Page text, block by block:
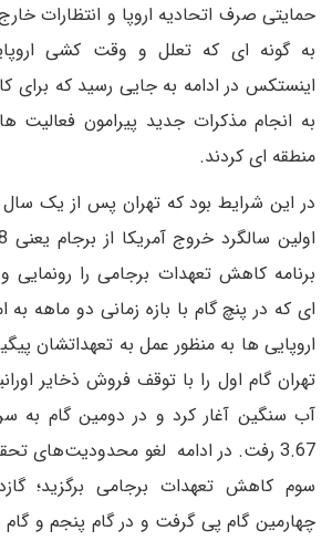
حمایتی صرف اتحادیه اروپا و انتظارات خارج
اینستکس در ادامه به جایی رسید که برای
به انجام مذکرات جدید پیرامون
منطقه ای کردند.
در این شرایط بود که تهران پس از یک
برنامه کاهش تعهدات برجامی را رونمایی و
ای که در پنچ گام با بازه زمانی دو ماهه
اروپایی ها به منظور عمل به تعهداتشان
تهران گام اول را با توقف فروش ذخایر
آب سنگین آغار کرد و در دومین گام به
3.67 رفت. در ادامه لغو محدودیت‌های
سوم کاهش تعهدات برجامی برگزید؛
چهارمین گام پی گرفت و در گام پنجم و گام